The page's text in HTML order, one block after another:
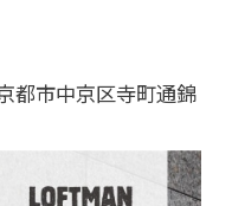
都市中京区寺町通錦